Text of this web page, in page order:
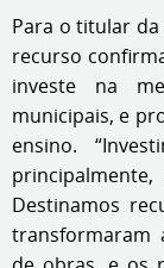
Para o titular da
recurso
investe na
municipais, e
ensino.
principalmente,
Destinamos
transformaram